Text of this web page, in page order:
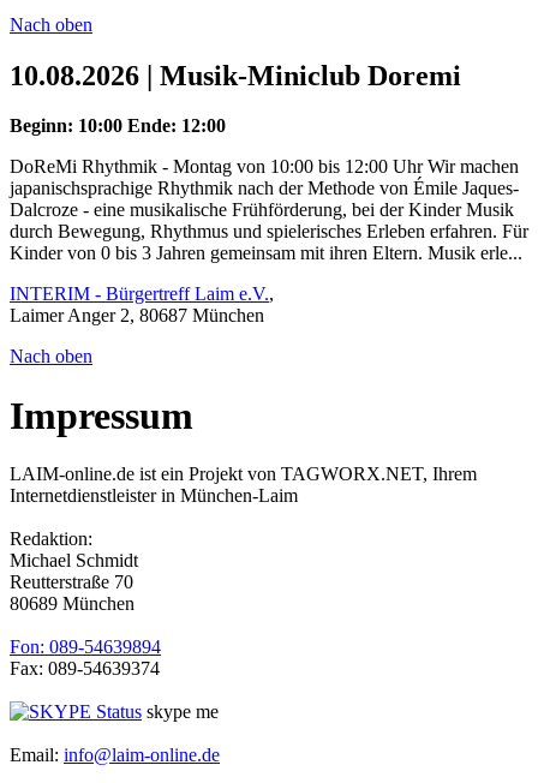
Nach oben
10.08.2026 | Musik-Miniclub Doremi
Beginn: 10:00 Ende: 12:00
DoReMi Rhythmik - Montag von 10:00 bis 12:00 Uhr Wir machen
japanischsprachige Rhythmik nach der Methode von Émile Jaques-
Dalcroze - eine musikalische Frühförderung, bei der Kinder Musik
durch Bewegung, Rhythmus und spielerisches Erleben erfahren. Für
Kinder von 0 bis 3 Jahren gemeinsam mit ihren Eltern. Musik erle...
INTERIM - Bürgertreff Laim e.V.,
Laimer Anger 2, 80687 München
Nach oben
Impressum
LAIM-online.de ist ein Projekt von TAGWORX.NET, Ihrem
Internetdienstleister in München-Laim
Redaktion:
Michael Schmidt
Reutterstraße 70
80689 München
Fon: 089-54639894
Fax: 089-54639374
skype me
Email: info@laim-online.de